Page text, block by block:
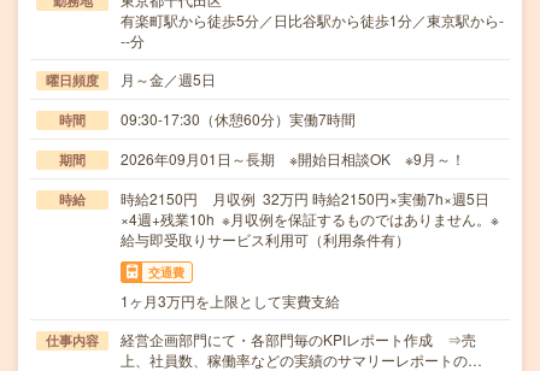
有楽町駅から徒歩5分／日比谷駅から徒歩1分／東京駅から-
--分
曜日頻度 月～金／週5日
時間 09:30-17:30（休憩60分）実働7時間
期間 2026年09月01日～長期 ※開始日相談OK ※9月～！
時給
時給2150円 月収例 32万円 時給2150円×実働7h×週5日
×4週+残業10h ※月収例を保証するものではありません。※
給与即受取りサービス利用可（利用条件有）
交通費
1ヶ月3万円を上限として実費支給
仕事内容
経営企画部門にて・各部門毎のKPIレポート作成 ⇒売
上、社員数、稼働率などの実績のサマリーレポートの…